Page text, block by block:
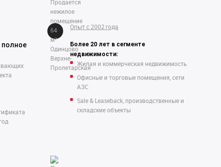
Опыт с 2002 года
Более 20 лет в сегменте
недвижимости:
Жилая и коммерческая недвижимость
Офисные и торговые помещения, сети
АЗС
Sale & Leaseback, производственные и
складские объекты